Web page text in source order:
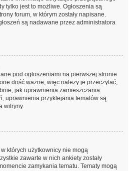
tylko jest to możliwe. Ogłoszenia są
forum, w którym zostały napisane.
są nadawane przez administratora
pod ogłoszeniami na pierwszej stronie
dość ważne, więc należy je przeczytać,
jak uprawnienia zamieszczania
uprawnienia przyklejania tematów są
witryny.
których użytkownicy nie mogą
zawarte w nich ankiety zostały
zamykania tematu. Tematy mogą